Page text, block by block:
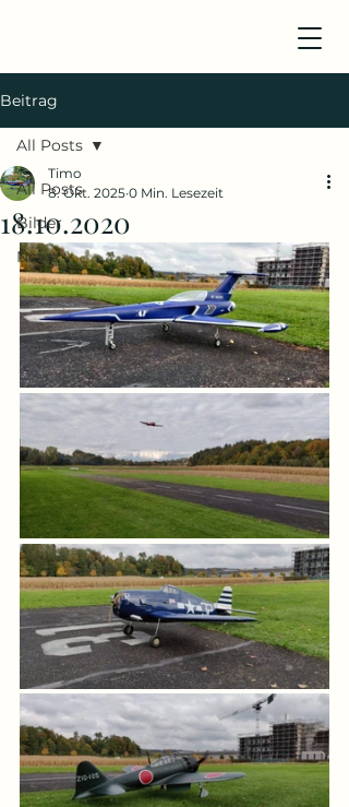
Beitrag
All Posts
Bilder
News
All Posts
18.10.2020
Timo
8. Okt. 2025 0 Min. Lesezeit